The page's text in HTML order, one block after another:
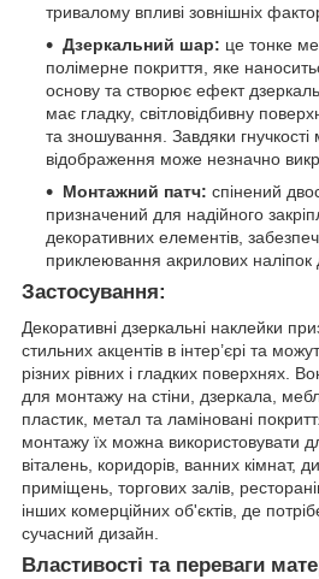
тривалому впливі зовнішніх
Дзеркальний шар: це тонке
полімерне покриття, яке
основу та створює ефект
має гладку, світловідбивну
та зношування. Завдяки гнучкості
відображення може незначно
Монтажний патч: спінений
призначений для надійного
декоративних елементів,
приклеювання акрилових наліпок
Застосування:
Декоративні дзеркальні наклейки
стильних акцентів в інтер’єрі та
різних рівних і гладких поверхнях.
для монтажу на стіни, дзеркала,
пластик, метал та ламіновані
монтажу їх можна використовувати
віталень, коридорів, ванних кімнат,
приміщень, торгових залів,
інших комерційних об'єктів, де
сучасний дизайн.
Властивості та переваги